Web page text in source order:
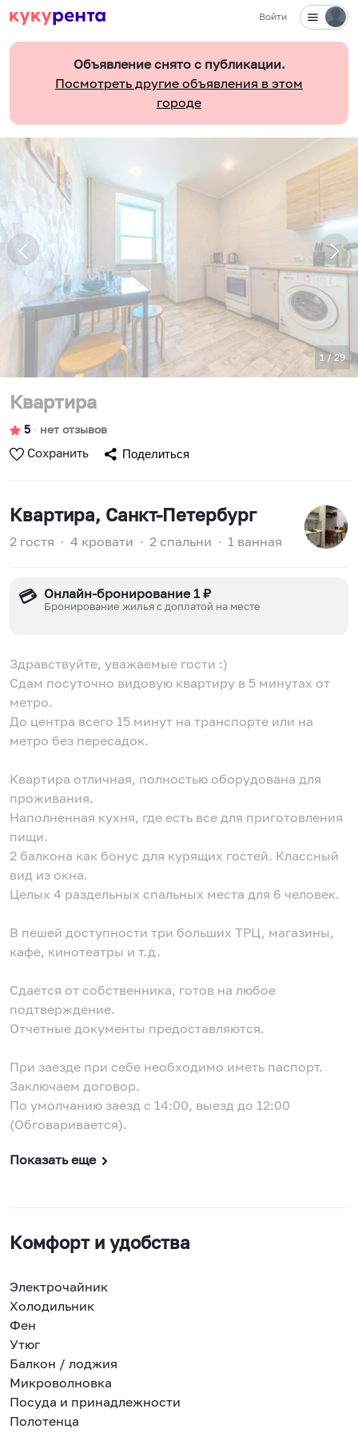
Войти
Объявление снято с публикации.
Посмотреть другие объявления в этом
городе
1 /29
Квартира
5 ∙ нет отзывов
Сохранить Поделиться
Квартира, Санкт-Петербург
2 гостя ∙ 4 кровати ∙ 2 спальни ∙ 1 ванная
💳 Онлайн-бронирование 1 ₽
Бронирование жилья с доплатой на месте
Здравствуйте, уважаемые гости :)
Сдам посуточно видовую квартиру в 5 минутах от
метро.
До центра всего 15 минут на транспорте или на
метро без пересадок.
Квартира отличная, полностью оборудована для
проживания.
Наполненная кухня, где есть все для приготовления
пищи.
2 балкона как бонус для курящих гостей. Классный
вид из окна.
Целых 4 раздельных спальных места для 6 человек.
В пешей доступности три больших ТРЦ, магазины,
кафе, кинотеатры и т.д.
Сдается от собственника, готов на любое
подтверждение.
Отчетные документы предоставляются.
При заезде при себе необходимо иметь паспорт.
Заключаем договор.
По умолчанию заезд с 14:00, выезд до 12:00
(Обговаривается).
Показать еще
Комфорт и удобства
Электрочайник
Холодильник
Фен
Утюг
Балкон / лоджия
Микроволновка
Посуда и принадлежности
Полотенца